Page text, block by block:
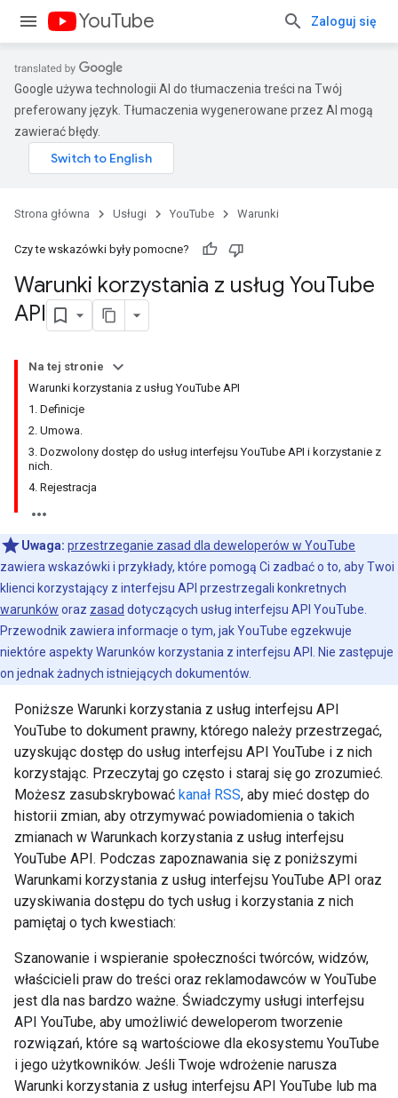
YouTube Zaloguj się
Google używa technologii AI do tłumaczenia treści na Twój
preferowany język. Tłumaczenia wygenerowane przez AI mogą
zawierać błędy.
Strona główna Usługi YouTube Warunki
Czy te wskazówki były pomocne?
Warunki korzystania z usług YouTube
API
Na tej stronie
Warunki korzystania z usług YouTube API
1. Definicje
2. Umowa.
3. Dozwolony dostęp do usług interfejsu YouTube API i korzystanie z
nich.
4. Rejestracja
Uwaga: przestrzeganie zasad dla deweloperów w YouTube
zawiera wskazówki i przykłady, które pomogą Ci zadbać o to, aby Twoi
klienci korzystający z interfejsu API przestrzegali konkretnych
warunków oraz zasad dotyczących usług interfejsu API YouTube.
Przewodnik zawiera informacje o tym, jak YouTube egzekwuje
niektóre aspekty Warunków korzystania z interfejsu API. Nie zastępuje
on jednak żadnych istniejących dokumentów.
Poniższe Warunki korzystania z usług interfejsu API
YouTube to dokument prawny, którego należy przestrzegać,
uzyskując dostęp do usług interfejsu API YouTube i z nich
korzystając. Przeczytaj go często i staraj się go zrozumieć.
Możesz zasubskrybować kanał RSS, aby mieć dostęp do
historii zmian, aby otrzymywać powiadomienia o takich
zmianach w Warunkach korzystania z usług interfejsu
YouTube API. Podczas zapoznawania się z poniższymi
Warunkami korzystania z usług interfejsu YouTube API oraz
uzyskiwania dostępu do tych usług i korzystania z nich
pamiętaj o tych kwestiach:
Szanowanie i wspieranie społeczności twórców, widzów,
właścicieli praw do treści oraz reklamodawców w YouTube
jest dla nas bardzo ważne. Świadczymy usługi interfejsu
API YouTube, aby umożliwić deweloperom tworzenie
rozwiązań, które są wartościowe dla ekosystemu YouTube
i jego użytkowników. Jeśli Twoje wdrożenie narusza
Warunki korzystania z usług interfejsu API YouTube lub ma